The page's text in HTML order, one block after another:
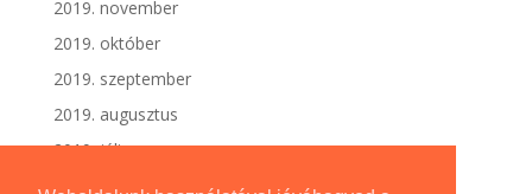
2019. november
2019. október
2019. szeptember
2019. augusztus
2019. július
2019. június